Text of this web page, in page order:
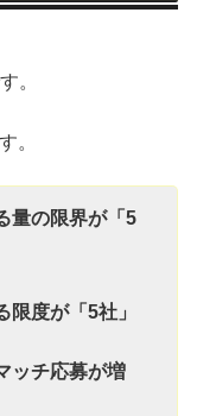
。
。
量の限界が「5
度が「5社」
ッチ応募が増